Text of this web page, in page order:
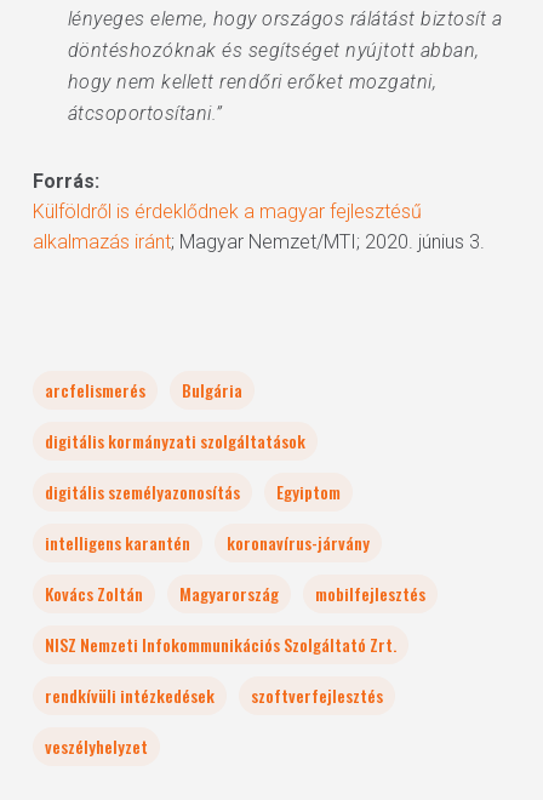
lényeges eleme, hogy országos rálátást biztosít a
döntéshozóknak és segítséget nyújtott abban,
hogy nem kellett rendőri erőket mozgatni,
átcsoportosítani.”
Forrás:
Külföldről is érdeklődnek a magyar fejlesztésű
alkalmazás iránt; Magyar Nemzet/MTI; 2020. június 3.
arcfelismerés
Bulgária
digitális kormányzati szolgáltatások
digitális személyazonosítás
Egyiptom
intelligens karantén
koronavírus-járvány
Kovács Zoltán
Magyarország
mobilfejlesztés
NISZ Nemzeti Infokommunikációs Szolgáltató Zrt.
rendkívüli intézkedések
szoftverfejlesztés
veszélyhelyzet